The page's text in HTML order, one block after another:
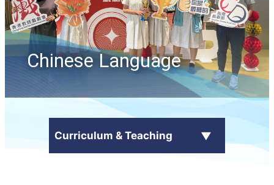
Chinese Language
Curriculum & Teaching